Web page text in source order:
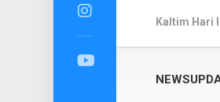
Kaltim Hari